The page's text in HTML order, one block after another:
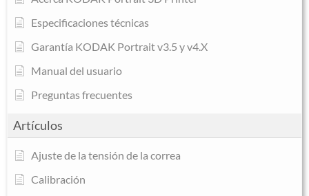
Especificaciones técnicas
Garantía KODAK Portrait v3.5 y v4.X
Manual del usuario
Preguntas frecuentes
Artículos
Ajuste de la tensión de la correa
Calibración